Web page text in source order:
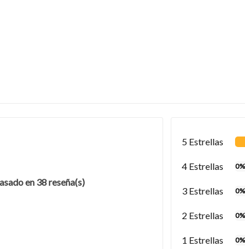
en 38 reseña(s)
5 Estrellas
4 Estrellas 0%
3 Estrellas 0%
2 Estrellas 0%
1 Estrellas 0%